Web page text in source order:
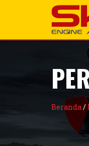
Beranda/